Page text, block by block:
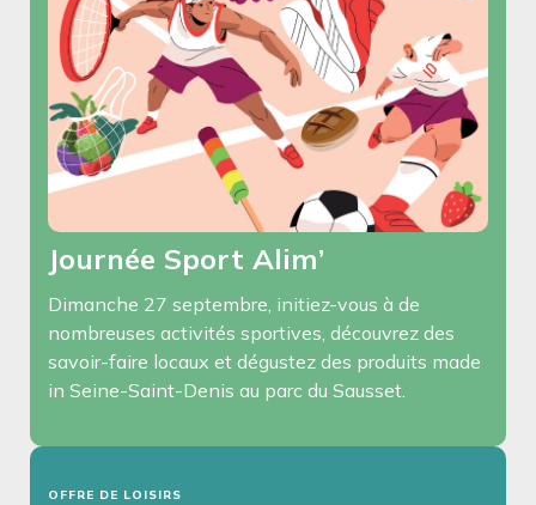
Journée Sport Alim’
Dimanche 27 septembre, initiez-vous à de
nombreuses activités sportives, découvrez des
savoir-faire locaux et dégustez des produits made
in Seine-Saint-Denis au parc du Sausset.
OFFRE DE LOISIRS